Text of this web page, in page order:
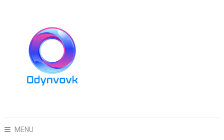
MENU